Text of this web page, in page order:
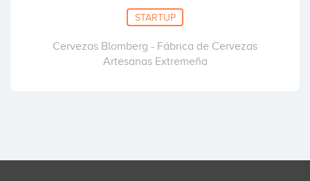
STARTUP
Cervezas Blomberg - Fábrica de Cervezas
Artesanas Extremeña